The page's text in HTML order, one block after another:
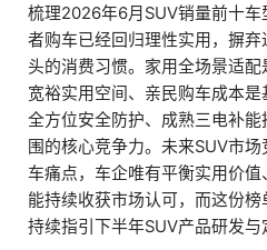
梳理2026年6月SUV销量前十
者购车已经回归理性实用，摒
头的消费习惯。家用全场景适配
宽裕实用空间、亲民购车成本是
全方位安全防护、成熟三电补
围的核心竞争力。未来SUV市
车痛点，车企唯有平衡实用价
能持续收获市场认可，而这份
持续指引下半年SUV产品研发与